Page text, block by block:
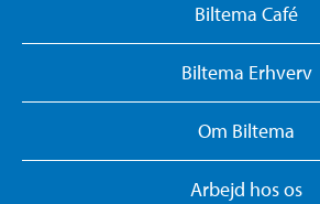
Biltema Café
Biltema Erhverv
Om Biltema
Arbejd hos os